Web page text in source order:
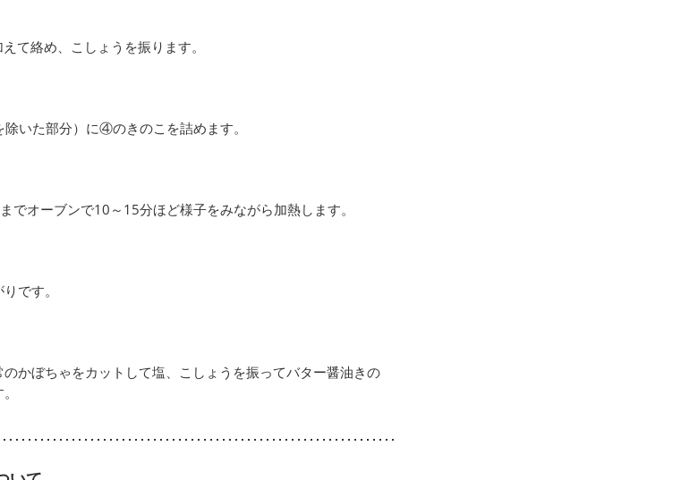
て絡め、こしょうを振ります。
いた部分）に④のきのこを詰めます。
でオーブンで10～15分ほど様子をみながら加熱します。
です。
かぼちゃをカットして塩、こしょうを振ってバター醤油きの